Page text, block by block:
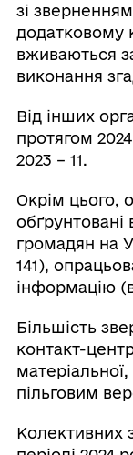
зі
додатковому
вживаються
виконання
Від інших
протягом
2023 – 11.
Окрім цього,
обґрунтовані
громадян на
141),
інформацію
Більшість
контакт-
пільговим
Колективних